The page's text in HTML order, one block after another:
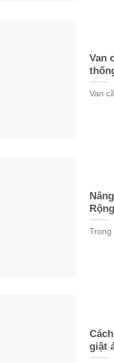
Van
Van
Rộng
Trong
giật